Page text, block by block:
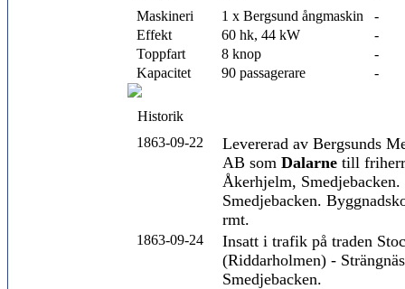
Maskineri
1 x Bergsund ångmaskin
-
Effekt
60 hk, 44 kW
-
Toppfart
8 knop
-
Kapacitet
90 passagerare -
Historik
1863-09-22
Levererad av Bergsunds
AB som Dalarne till
Åkerhjelm,
Smedjebacken.
rmt.
1863-09-24
Insatt i trafik på traden
(Riddarholmen) -
Smedjebacken.